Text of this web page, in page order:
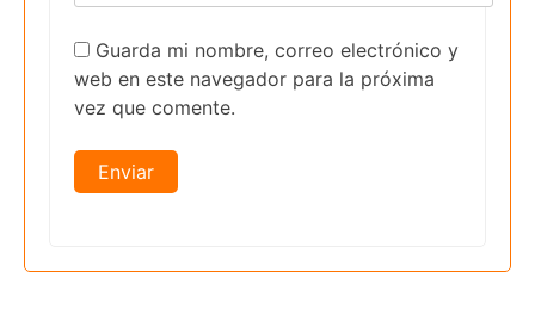
Guarda mi nombre, correo electrónico y
web en este navegador para la próxima
vez que comente.